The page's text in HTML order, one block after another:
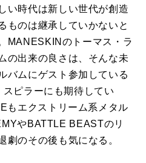
い時代は新しい世代が創造
ものは継承していかないと
MANESKINのトーマス・ラ
の出来の良さは、そんな未
バムにゲスト参加している
ピラーにも期待してい
もエクストリーム系メタル
やBATTLE BEASTのリ
劇のその後も気になる。